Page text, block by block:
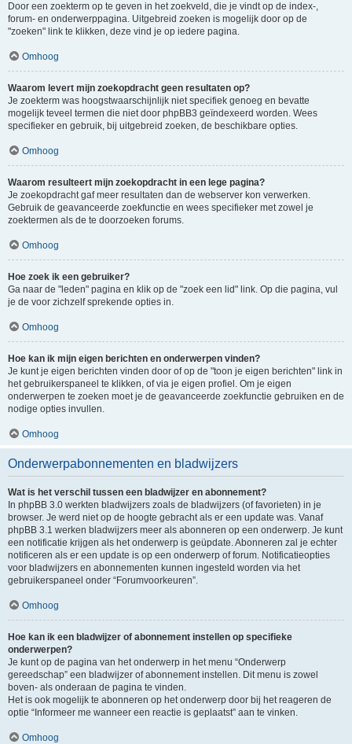
Door een zoekterm op te geven in het zoekveld, die je vindt op de index-,
forum- en onderwerppagina. Uitgebreid zoeken is mogelijk door op de
"zoeken" link te klikken, deze vind je op iedere pagina.
Omhoog
Waarom levert mijn zoekopdracht geen resultaten op?
Je zoekterm was hoogstwaarschijnlijk niet specifiek genoeg en bevatte
mogelijk teveel termen die niet door phpBB3 geïndexeerd worden. Wees
specifieker en gebruik, bij uitgebreid zoeken, de beschikbare opties.
Omhoog
Waarom resulteert mijn zoekopdracht in een lege pagina?
Je zoekopdracht gaf meer resultaten dan de webserver kon verwerken.
Gebruik de geavanceerde zoekfunctie en wees specifieker met zowel je
zoektermen als de te doorzoeken forums.
Omhoog
Hoe zoek ik een gebruiker?
Ga naar de "leden" pagina en klik op de "zoek een lid" link. Op die pagina, vul
je de voor zichzelf sprekende opties in.
Omhoog
Hoe kan ik mijn eigen berichten en onderwerpen vinden?
Je kunt je eigen berichten vinden door of op de "toon je eigen berichten" link in
het gebruikerspaneel te klikken, of via je eigen profiel. Om je eigen
onderwerpen te zoeken moet je de geavanceerde zoekfunctie gebruiken en de
nodige opties invullen.
Omhoog
Onderwerpabonnementen en bladwijzers
Wat is het verschil tussen een bladwijzer en abonnement?
In phpBB 3.0 werkten bladwijzers zoals de bladwijzers (of favorieten) in je
browser. Je werd niet op de hoogte gebracht als er een update was. Vanaf
phpBB 3.1 werken bladwijzers meer als abonneren op een onderwerp. Je kunt
een notificatie krijgen als het onderwerp is geüpdate. Abonneren zal je echter
notificeren als er een update is op een onderwerp of forum. Notificatieopties
voor bladwijzers en abonnementen kunnen ingesteld worden via het
gebruikerspaneel onder “Forumvoorkeuren”.
Omhoog
Hoe kan ik een bladwijzer of abonnement instellen op specifieke
onderwerpen?
Je kunt op de pagina van het onderwerp in het menu “Onderwerp
gereedschap” een bladwijzer of abonnement instellen. Dit menu is zowel
boven- als onderaan de pagina te vinden.
Het is ook mogelijk te abonneren op het onderwerp door bij het reageren de
optie “Informeer me wanneer een reactie is geplaatst” aan te vinken.
Omhoog